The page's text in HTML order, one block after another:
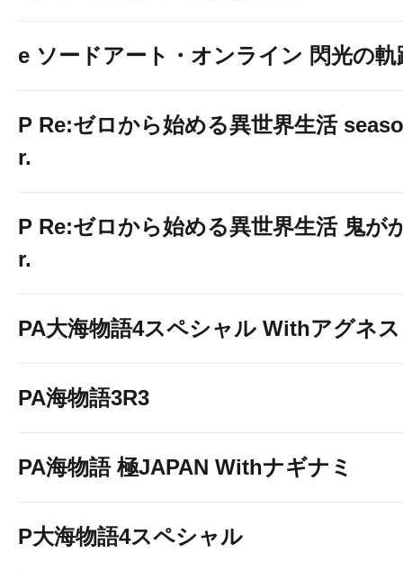
e ソードアート・オンライン 閃光の軌
P Re:ゼロから始める異世界生活
r.
P Re:ゼロから始める異世界生活 鬼が
r.
PA大海物語4スペシャル Withアグネ
PA海物語3R3
PA海物語 極JAPAN Withナギナミ
P大海物語4スペシャル